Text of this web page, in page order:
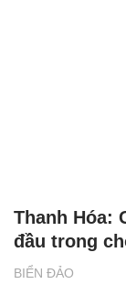
BIỂN ĐẢO
Thanh Hóa:
đầu trong